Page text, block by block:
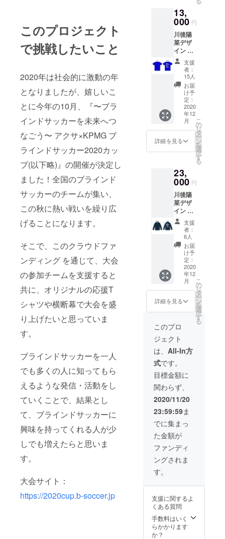
このプロジェクト
で挑戦したいこと
2020年は社会的に激動の年
となりましたが、嬉しいこ
とに今年の10月、『〜ブラ
インドサッカーを未来へつ
なごう〜 アクサ×KPMG ブ
ラインドサッカー2020カッ
プ(以下略)』の開催が決定し
ました！全国のブラインド
サッカーのチームが集い、
この秋に熱い戦いを繰り広
げることになります。
そこで、このクラウドファ
ンディング を通じて、大会
の参加チームを支援すると
共に、オリジナルの応援T
シャツや横断幕で大会を盛
り上げたいと思っていま
す。
ブラインドサッカーを一人
でも多くの人に知ってもら
えるような発信・活動をし
ていくことで、結果とし
て、ブラインドサッカーに
興味を持ってくれる人が少
しでも増えたらと思いま
す。
大会サイト：
https://2020cup.b-soccer.jp
ます。
その応
援横断
幕に支
援者様
のお名
前を入
れさせ
ていた
だきま
す。 大
会の際
に、ス
タンド
などに
掲出す
ること
いと思
いま
す！ 完
成した
横断幕
は、川
後陽菜
よりブ
ライン
ドサッ
カー協
会へ寄
贈させ
ていた
だきま
す。 ※
ご支援
名を備
ご記入
くださ
い。公
序良俗
に反す
るお名
前、運
営が不
判断し
たお名
前はご
変更い
ただく
場合が
ござい
ご辞退
された
い場合
は備考
欄に
【掲載
13,
000 円
川後陽
菜デザ
イン ブ
ライン
ドサッ
カー応
援Tシャ
ツにな
りま
す。 ブ
ライン
ドサッ
カーの
掛け声
である
「Voy!
イ)」を
モチー
フにし
たブラ
インド
サッ
カーら
しいT
シャツ
になり
ます。
※ご支援
時にサ
イズを
ディー
ス
S/M/Lよ
りお選
びくだ
さい。
※消費税
と、配
送料を
含みま
す。 ※
複数の
商品の
同梱は
できま
せん。
ご了承
くださ
い。
支援
者：
15人
お届
け予
定：
2020
年12
月
詳細を見る
こ
の
リ
タ
ー
ン
を
選
択
す
る
23,
000 円
川後陽
菜デザ
イン ブ
ライン
ドサッ
カー応
援コー
チジャ
ケット
になり
ます。
ブライ
ンド
サッ
カーの
掛け声
である
「Voy!
(ヴォ
イ)」を
モチー
フにし
たブラ
インド
サッ
カーら
しい
コーチ
ジャ
ケット
になり
ます。
※ご支援
時にサ
Lよりお
ださ
い。 ※
消費税
と、配
送料を
支援
者：
6人
お届
け予
定：
2020
年12
月
詳細を見る
こ
の
リ
タ
ー
ン
を
選
択
す
る
このプロ
ジェクト
は、 All-In方
式です。
目標金額に
関わらず、
2020/11/20
23:59:59ま
でに集まっ
た金額が
ファンディ
ングされま
す。
支援に関するよ
くある質問
手数料はいく
らかかります
か？